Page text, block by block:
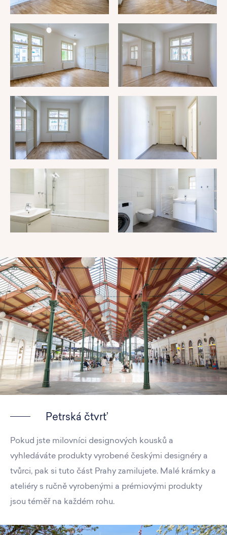
Petrská čtvrť
Pokud jste milovníci designových kousků a
vyhledáváte produkty vyrobené českými designéry a
tvůrci, pak si tuto část Prahy zamilujete. Malé krámky a
ateliéry s ručně vyrobenými a prémiovými produkty
jsou téměř na každém rohu.